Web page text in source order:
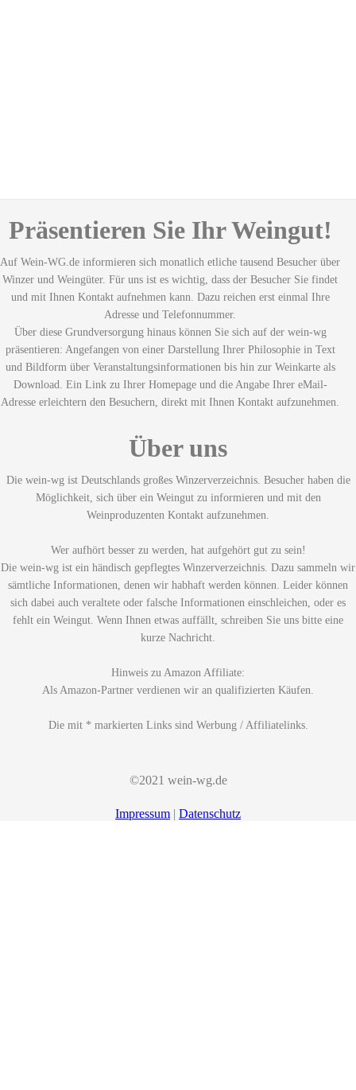
Präsentieren Sie Ihr Weingut!
Auf Wein-WG.de informieren sich monatlich etliche tausend Besucher über
Winzer und Weingüter. Für uns ist es wichtig, dass der Besucher Sie findet
und mit Ihnen Kontakt aufnehmen kann. Dazu reichen erst einmal Ihre
Adresse und Telefonnummer.
Über diese Grundversorgung hinaus können Sie sich auf der wein-wg
präsentieren: Angefangen von einer Darstellung Ihrer Philosophie in Text
und Bildform über Veranstaltungsinformationen bis hin zur Weinkarte als
Download. Ein Link zu Ihrer Homepage und die Angabe Ihrer eMail-
Adresse erleichtern den Besuchern, direkt mit Ihnen Kontakt aufzunehmen.
Über uns
Die wein-wg ist Deutschlands großes Winzerverzeichnis. Besucher haben die
Möglichkeit, sich über ein Weingut zu informieren und mit den
Weinproduzenten Kontakt aufzunehmen.
Wer aufhört besser zu werden, hat aufgehört gut zu sein!
Die wein-wg ist ein händisch gepflegtes Winzerverzeichnis. Dazu sammeln wir
sämtliche Informationen, denen wir habhaft werden können. Leider können
sich dabei auch veraltete oder falsche Informationen einschleichen, oder es
fehlt ein Weingut. Wenn Ihnen etwas auffällt, schreiben Sie uns bitte eine
kurze Nachricht.
Hinweis zu Amazon Affiliate:
Als Amazon-Partner verdienen wir an qualifizierten Käufen.
Die mit * markierten Links sind Werbung / Affiliatelinks.
©2021 wein-wg.de
Impressum | Datenschutz